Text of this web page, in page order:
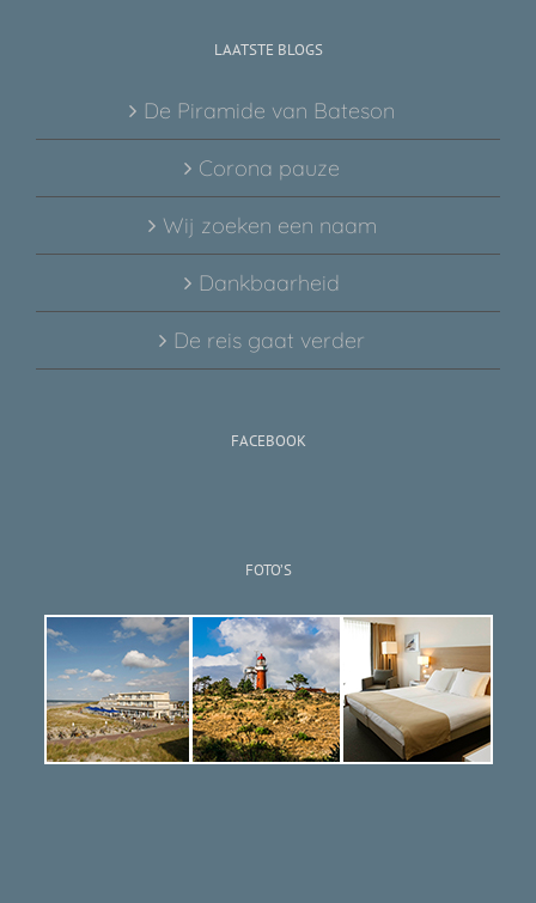
LAATSTE BLOGS
De Piramide van Bateson
Corona pauze
Wij zoeken een naam
Dankbaarheid
De reis gaat verder
FACEBOOK
FOTO’S